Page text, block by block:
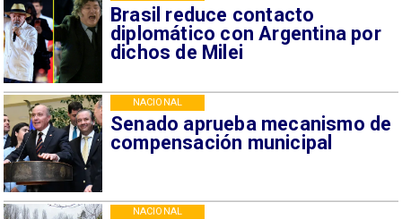
Brasil reduce contacto
diplomático con Argentina por
dichos de Milei
Senado aprueba mecanismo de
compensación municipal
NACIONAL
NACIONAL